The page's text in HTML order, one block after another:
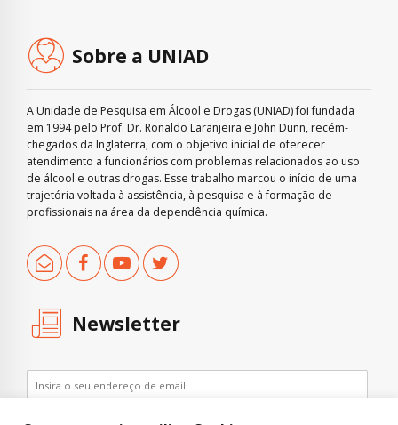
Sobre a UNIAD
A Unidade de Pesquisa em Álcool e Drogas (UNIAD) foi fundada
em 1994 pelo Prof. Dr. Ronaldo Laranjeira e John Dunn, recém-
chegados da Inglaterra, com o objetivo inicial de oferecer
atendimento a funcionários com problemas relacionados ao uso
de álcool e outras drogas. Esse trabalho marcou o início de uma
trajetória voltada à assistência, à pesquisa e à formação de
profissionais na área da dependência química.
Newsletter